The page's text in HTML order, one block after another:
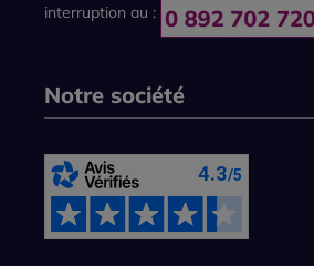
interruption au :
Notre société